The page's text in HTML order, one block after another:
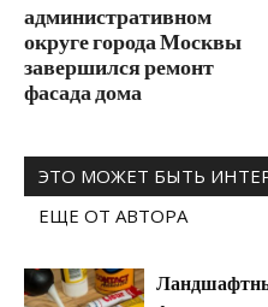
административном
округе города Москвы
завершился ремонт
фасада дома
ЭТО МОЖЕТ БЫТЬ
ЕЩЕ ОТ АВТОРА